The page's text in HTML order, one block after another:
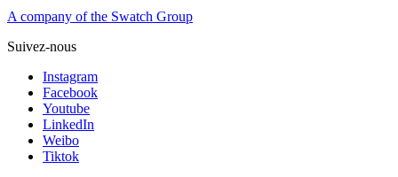
A company of the Swatch Group
Suivez-nous
Instagram
Facebook
Youtube
LinkedIn
Weibo
Tiktok